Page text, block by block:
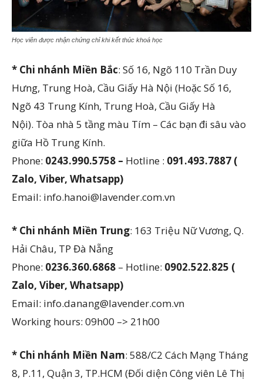
Học viên được nhận chứng chỉ khi kết thúc khoá học
* Chi nhánh Miền Bắc: Số 16, Ngõ 110 Trần Duy
Hưng, Trung Hoà, Cầu Giấy Hà Nội (Hoặc Số 16,
Ngõ 43 Trung Kính, Trung Hoà, Cầu Giấy Hà
Nội). Tòa nhà 5 tầng màu Tím – Các bạn đi sâu vào
giữa Hồ Trung Kính.
Phone: 0243.990.5758 – Hotline : 091.493.7887 (
Zalo, Viber, Whatsapp)
Email: info.hanoi@lavender.com.vn
* Chi nhánh Miền Trung: 163 Triệu Nữ Vương, Q.
Hải Châu, TP Đà Nẵng
Phone: 0236.360.6868 – Hotline: 0902.522.825 (
Zalo, Viber, Whatsapp)
Email: info.danang@lavender.com.vn
Working hours: 09h00 –> 21h00
* Chi nhánh Miền Nam: 588/C2 Cách Mạng Tháng
8, P.11, Quận 3, TP.HCM (Đối diện Công viên Lê Thị